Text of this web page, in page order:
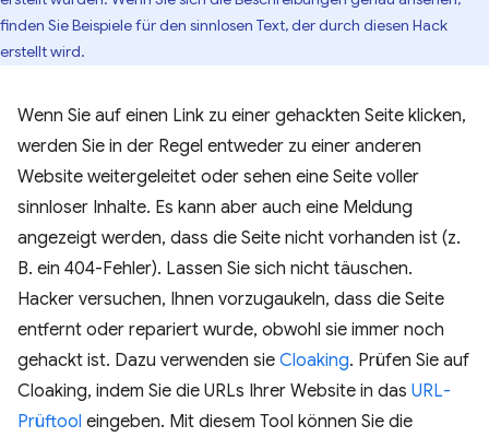
finden Sie Beispiele für den sinnlosen Text, der durch diesen Hack
erstellt wird.
Wenn Sie auf einen Link zu einer gehackten Seite klicken,
werden Sie in der Regel entweder zu einer anderen
Website weitergeleitet oder sehen eine Seite voller
sinnloser Inhalte. Es kann aber auch eine Meldung
angezeigt werden, dass die Seite nicht vorhanden ist (z.
B. ein 404-Fehler). Lassen Sie sich nicht täuschen.
Hacker versuchen, Ihnen vorzugaukeln, dass die Seite
entfernt oder repariert wurde, obwohl sie immer noch
gehackt ist. Dazu verwenden sie Cloaking. Prüfen Sie auf
Cloaking, indem Sie die URLs Ihrer Website in das URL-
Prüftool eingeben. Mit diesem Tool können Sie die